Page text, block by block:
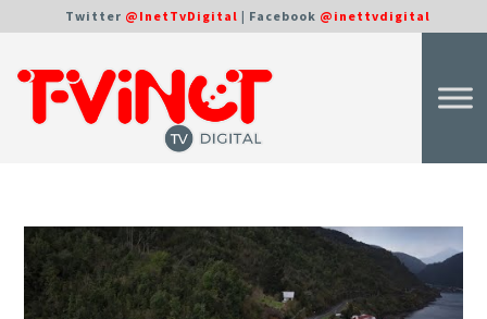
Twitter @InetTvDigital | Facebook @inettvdigital